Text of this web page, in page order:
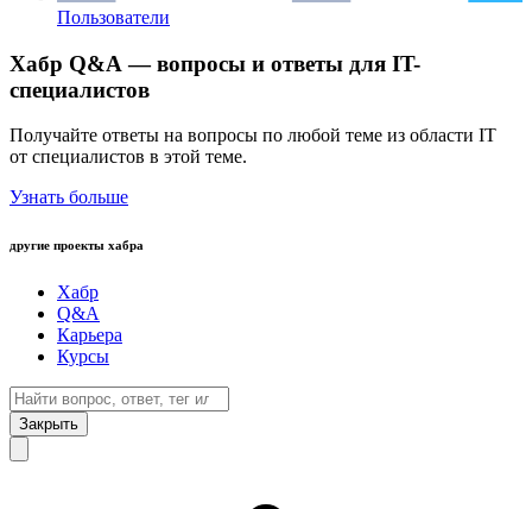
Пользователи
Хабр Q&A — вопросы и ответы для IT-
специалистов
Получайте ответы на вопросы по любой теме из области IT
от специалистов в этой теме.
Узнать больше
другие проекты хабра
Хабр
Q&A
Карьера
Курсы
Закрыть